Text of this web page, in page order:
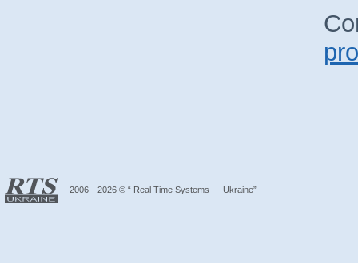
2006—2026 © “ Real Time Systems — Ukraine”